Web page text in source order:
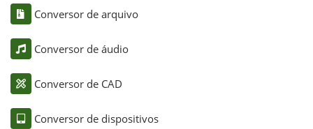
Conversor de arquivo
Conversor de áudio
Conversor de CAD
Conversor de dispositivos